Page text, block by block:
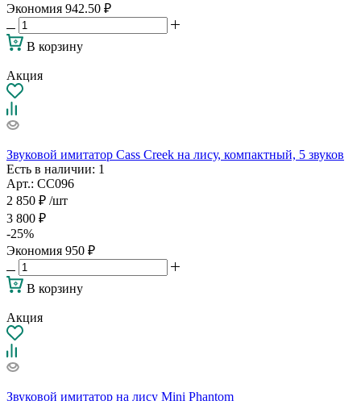
Экономия 942.50 ₽
В корзину
Акция
Звуковой имитатор Cass Creek на лису, компактный, 5 звуков
Есть в наличии: 1
Арт.: CC096
2 850 ₽ /шт
3 800 ₽
-25%
Экономия 950 ₽
В корзину
Акция
Звуковой имитатор на лису Mini Phantom